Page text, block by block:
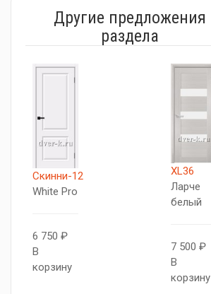
Другие предложения
раздела
Скинни-12
White Pro
6 750 ₽
В
корзину
XL36
Ларче
белый
7 500 ₽
В
корзину